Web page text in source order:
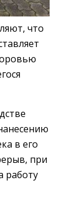
что
в его
при
работу